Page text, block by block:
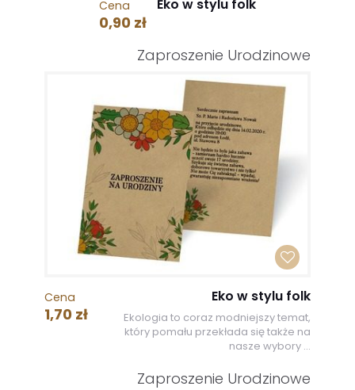
Cena
0,90 zł
Eko w stylu folk
Zaproszenie Urodzinowe
Cena
1,70 zł
Eko w stylu folk
Ekologia to coraz modniejszy temat,
który pomału przekłada się także na
nasze wybory ...
Zaproszenie Urodzinowe